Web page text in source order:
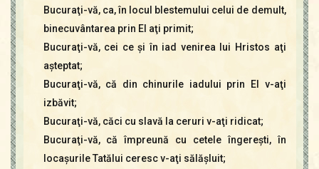
Bucuraţi-vă, ca, în locul blestemului celui de demult,
binecuvântarea prin El aţi primit;
Bucuraţi-vă, cei ce şi în iad venirea lui Hristos aţi
aşteptat;
Bucuraţi-vă, că din chinurile iadului prin El v-aţi
izbăvit;
Bucuraţi-vă, căci cu slavă la ceruri v-aţi ridicat;
Bucuraţi-vă, că împreună cu cetele îngereşti, în
locaşurile Tatălui ceresc v-aţi sălăşluit;